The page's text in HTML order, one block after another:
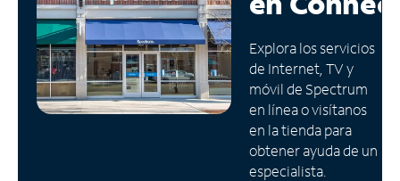
Administrar
cuenta
Encuentra
una
tienda
Explora los servicios
de Internet, TV y
móvil de Spectrum
en línea o visítanos
en la tienda para
obtener ayuda de un
especialista.